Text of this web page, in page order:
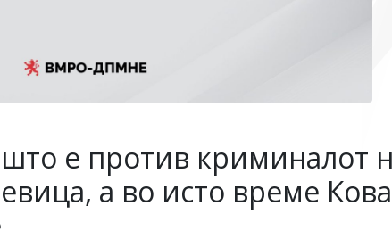
што е против криминалот
а во исто време